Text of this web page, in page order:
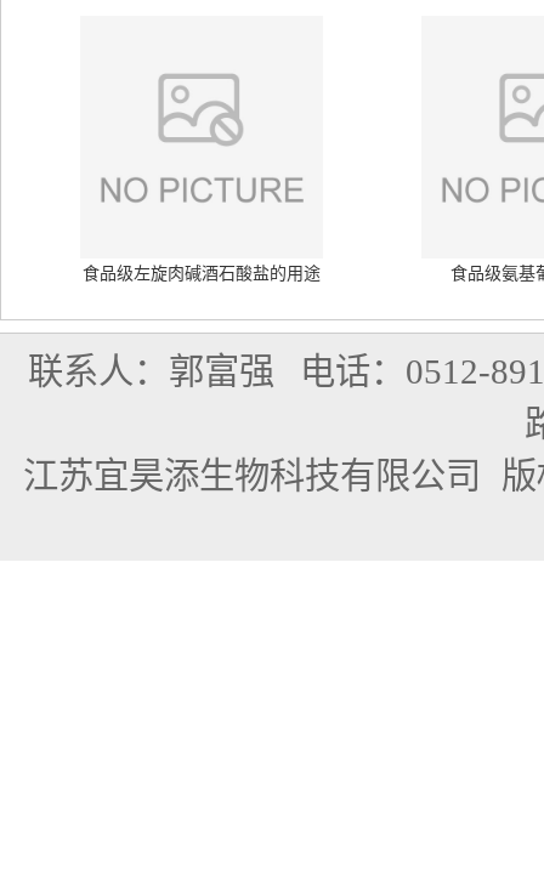
食品级左旋肉碱酒石酸盐的用途 食品级氨基
联系人：郭富强 电话：0512-
江苏宜昊添生物科技有限公司